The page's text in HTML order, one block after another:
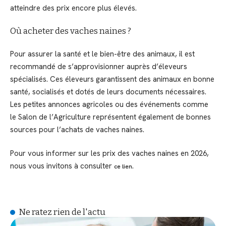
atteindre des prix encore plus élevés.
Où acheter des vaches naines ?
Pour assurer la santé et le bien-être des animaux, il est
recommandé de s’approvisionner auprès d’éleveurs
spécialisés. Ces éleveurs garantissent des animaux en bonne
santé, socialisés et dotés de leurs documents nécessaires.
Les petites annonces agricoles ou des événements comme
le Salon de l’Agriculture représentent également de bonnes
sources pour l’achats de vaches naines.
Pour vous informer sur les prix des vaches naines en 2026,
nous vous invitons à consulter ce lien.
Ne ratez rien de l'actu